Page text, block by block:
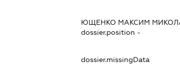
ЮЩЕНКО МАКСИМ
dossier.position -
dossier.missingData